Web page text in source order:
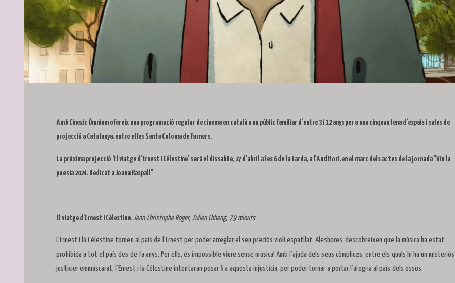
Amb Cinexic Òmnium ofereix una programació regular de cinema en català a un públic familiar d’entre 3 i 12 anys per a una cinquantena d’espais i sales de
projecció a Catalunya, entre elles Santa Coloma de Farners.
La pròxima projecció ‘El viatge d’Ernest i Célestine’ serà el dissabte, 27 d’abril a les 6 de la tarda, a l'Auditori, en el marc dels actes de la jornada "Viu la
poesia 2024. Dedicat a Joana Raspall"
El viatge d’Ernest i Célestine.Jean-Christophe Roger, Julien Chheng, 79 minuts
L’Ernest i la Célestine tornen al país de l’Ernest per poder arreglar el seu preciós violí espatllat. Aleshores, descobreixen que la música ha estat
prohibida a tot el país des de fa anys. Per ells, és impossible viure sense música! Amb l’ajuda dels seus còmplices, entre els quals hi ha un misteriós
justicier emmascarat, l’Ernest i la Célestine intentaran posar fi a aquesta injustícia, per poder tornar a portar l’alegria al país dels ossos.